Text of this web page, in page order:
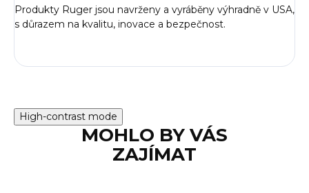
Produkty Ruger jsou navrženy a vyráběny výhradně v USA,
s důrazem na kvalitu, inovace a bezpečnost.
High-contrast mode
MOHLO BY VÁS
ZAJÍMAT